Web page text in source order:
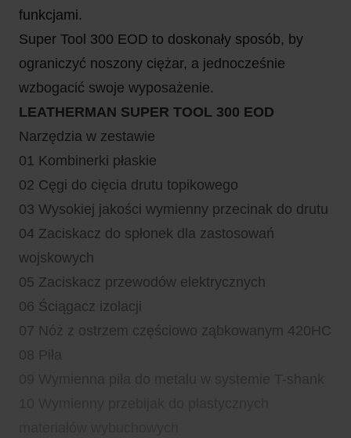
funkcjami.
Super Tool 300 EOD to doskonały sposób, by
ograniczyć noszony ciężar, a jednocześnie
wzbogacić swoje wyposażenie.
LEATHERMAN SUPER TOOL 300 EOD
Narzędzia w zestawie
01 Kombinerki płaskie
02 Cęgi do cięcia drutu topikowego
03 Wysokiej jakości wymienny przecinak do drutu
04 Zaciskacz do spłonek dla zastosowań
wojskowych
05 Zaciskacz przewodów elektrycznych
06 Ściągacz izolacji
07 Nóż z ostrzem częściowo ząbkowanym 420HC
08 Piła